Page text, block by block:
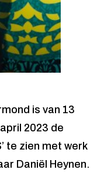
is van 13
2023 de
te zien met werk
Daniël Heynen.